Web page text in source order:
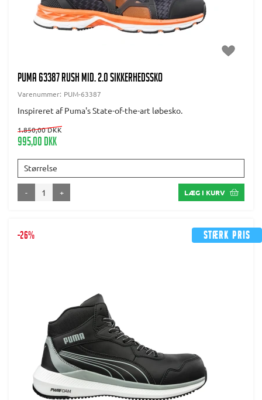
PUMA 63387 RUSH MID. 2.0 SIKKERHEDSSKO
Varenummer: PUM-63387
Inspireret af Puma's State-of-the-art løbesko.
1.850,00 DKK
995,00 DKK
Størrelse
- + LÆG I KURV
Stærk pris
-26%